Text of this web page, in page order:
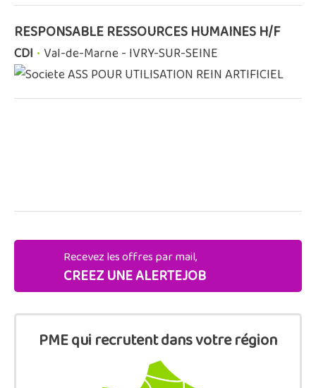
RESPONSABLE RESSOURCES HUMAINES H/F
CDI • Val-de-Marne - IVRY-SUR-SEINE
ASS POUR UTILISATION REIN ARTIFICIEL
Recevez les offres par mail,
CREEZ UNE ALERTEJOB
PME qui recrutent dans votre région